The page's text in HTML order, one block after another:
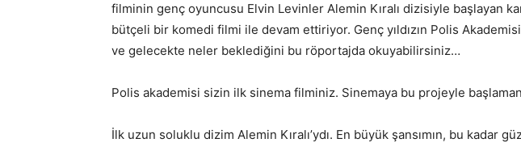
filminin genç oyuncusu Elvin Levinler Alemin Kıralı dizisiyle başlayan
bütçeli bir komedi filmi ile devam ettiriyor. Genç yıldızın Polis
ve gelecekte neler beklediğini bu röportajda okuyabilirsiniz…
Polis akademisi sizin ilk sinema filminiz. Sinemaya bu projeyle
İlk uzun soluklu dizim Alemin Kıralı’ydı. En büyük şansımın, bu kadar